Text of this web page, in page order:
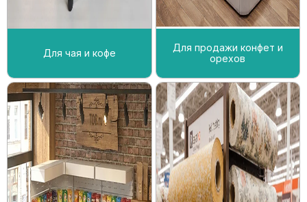
Для чая и кофе
Для продажи конфет и
орехов